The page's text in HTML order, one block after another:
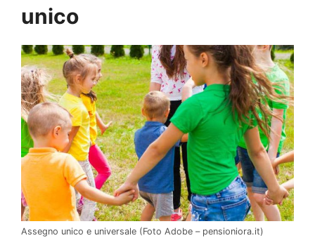
unico
Assegno unico e universale (Foto Adobe – pensioniora.it)